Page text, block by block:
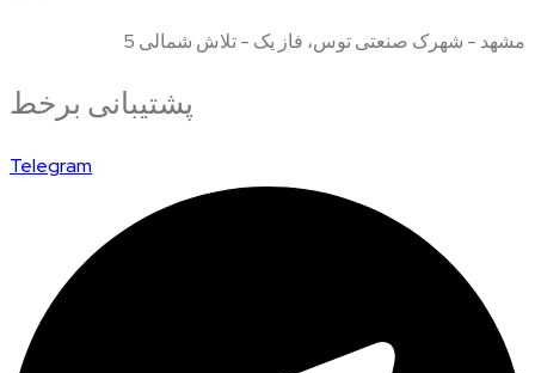
مشهد - شهرک صنعتی توس، فاز یک - تلاش شمالی 5
پشتیبانی برخط
Telegram